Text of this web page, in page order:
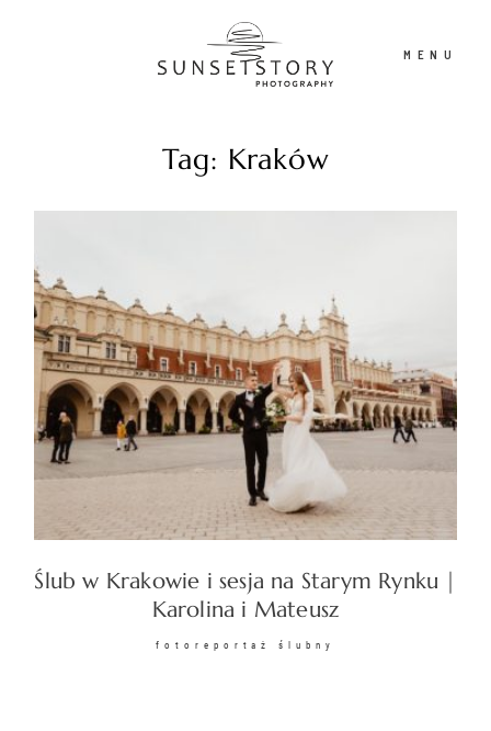
MENU
Tag: Kraków
Ślub w Krakowie i sesja na Starym Rynku |
Karolina i Mateusz
fotoreportaż ślubny
PORTFOLIO
CONTENT CREATOR
FILM
KONTAKT